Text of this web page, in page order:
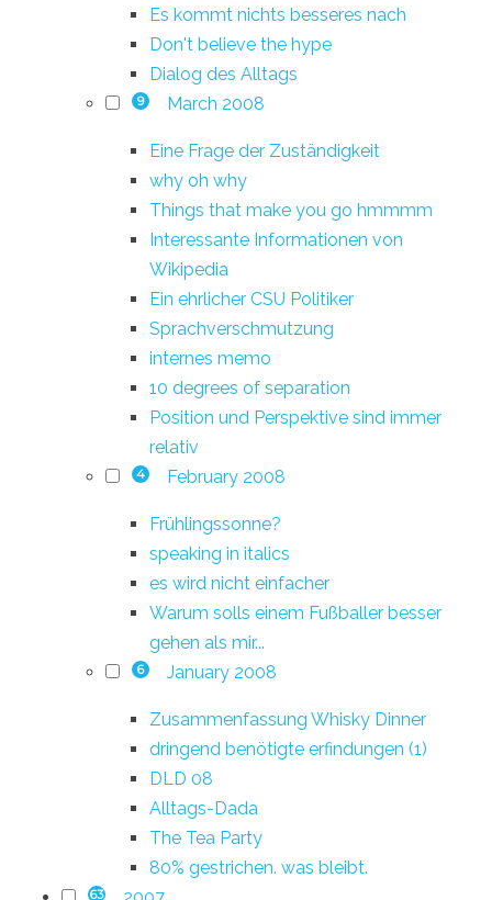
Es kommt nichts besseres nach
Don't believe the hype
Dialog des Alltags
9 March 2008
Eine Frage der Zuständigkeit
why oh why
Things that make you go hmmmm
Interessante Informationen von
Wikipedia
Ein ehrlicher CSU Politiker
Sprachverschmutzung
internes memo
10 degrees of separation
Position und Perspektive sind immer
relativ
4 February 2008
Frühlingssonne?
speaking in italics
es wird nicht einfacher
Warum solls einem Fußballer besser
gehen als mir...
6 January 2008
Zusammenfassung Whisky Dinner
dringend benötigte erfindungen (1)
DLD 08
Alltags-Dada
The Tea Party
80% gestrichen. was bleibt.
63